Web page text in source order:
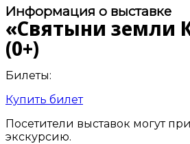
Информация о выставке
«Святыни земли
(0+)
Билеты:
Купить билет
Посетители выставок могут
экскурсию.